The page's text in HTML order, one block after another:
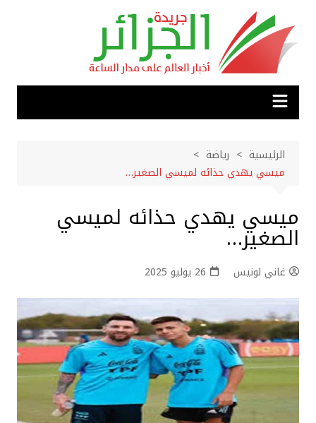
المحتوى
الرئيسية
رياضة
ميسي يهدي حذائه لميسي الصغير…
ميسي يهدي حذائه لميسي
الصغير…
غاني لونيس 26 يوليو 2025